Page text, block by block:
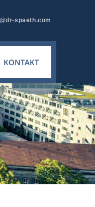
spaeth.com
KONTAKT